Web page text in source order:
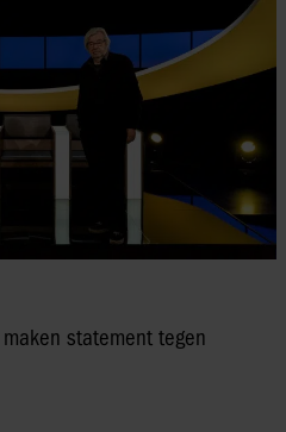
statement tegen